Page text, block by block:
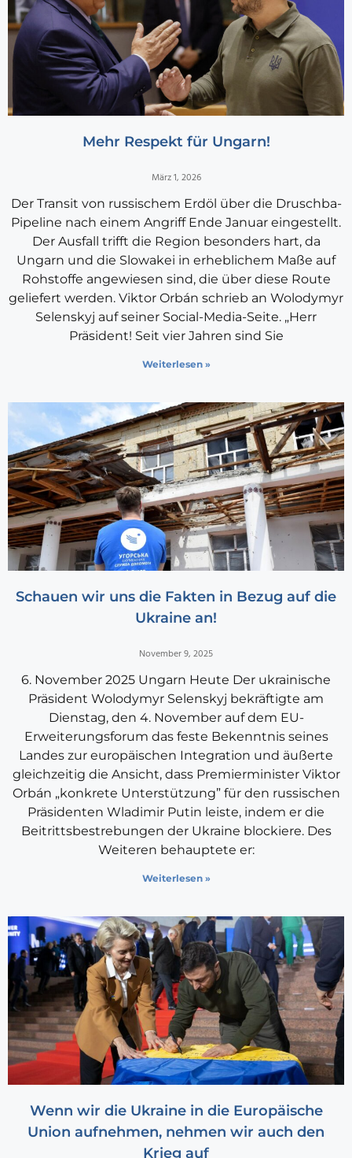
Mehr Respekt für Ungarn!
März 1, 2026
Der Transit von russischem Erdöl über die Druschba-
Pipeline nach einem Angriff Ende Januar eingestellt.
Der Ausfall trifft die Region besonders hart, da
Ungarn und die Slowakei in erheblichem Maße auf
Rohstoffe angewiesen sind, die über diese Route
geliefert werden. Viktor Orbán schrieb an Wolodymyr
Selenskyj auf seiner Social-Media-Seite. „Herr
Präsident! Seit vier Jahren sind Sie
Weiterlesen »
Schauen wir uns die Fakten in Bezug auf die
Ukraine an!
November 9, 2025
6. November 2025 Ungarn Heute Der ukrainische
Präsident Wolodymyr Selenskyj bekräftigte am
Dienstag, den 4. November auf dem EU-
Erweiterungsforum das feste Bekenntnis seines
Landes zur europäischen Integration und äußerte
gleichzeitig die Ansicht, dass Premierminister Viktor
Orbán „konkrete Unterstützung” für den russischen
Präsidenten Wladimir Putin leiste, indem er die
Beitrittsbestrebungen der Ukraine blockiere. Des
Weiteren behauptete er:
Weiterlesen »
Wenn wir die Ukraine in die Europäische
Union aufnehmen, nehmen wir auch den
Krieg auf